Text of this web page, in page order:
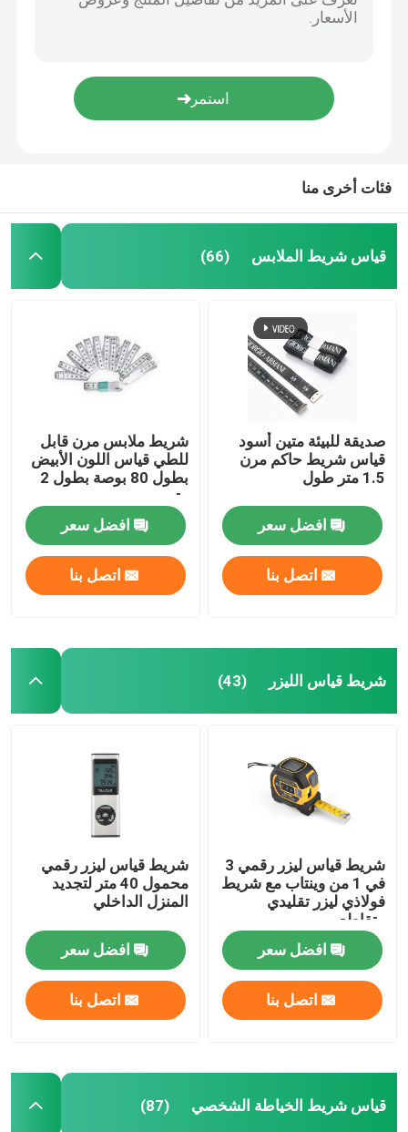
منتجات
فئات أخرى منا
قياس شريط الملابس (66)
صديقة للبيئة متين أسود
قياس شريط حاكم مرن
1.5 متر طول
افضل سعر
اتصل بنا
شريط ملابس مرن قابل
للطي قياس اللون الأبيض
بطول 80 بوصة بطول 2
متر
افضل سعر
اتصل بنا
شريط قياس الليزر (43)
شريط قياس ليزر رقمي 3
في 1 من وينتاب مع شريط
فولاذي ليزر تقليدي
متقاطع
افضل سعر
اتصل بنا
شريط قياس ليزر رقمي
محمول 40 متر لتجديد
المنزل الداخلي
افضل سعر
اتصل بنا
قياس شريط الخياطة الشخصي (87)